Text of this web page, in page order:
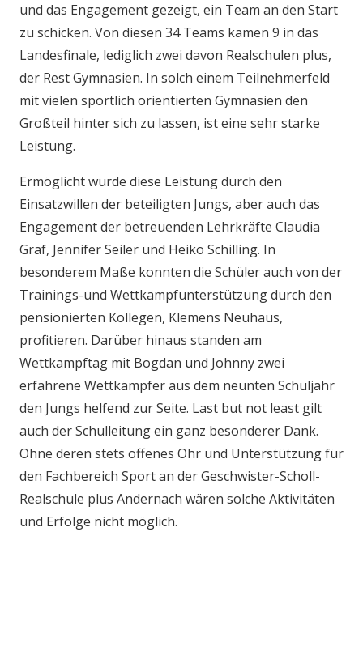
und das Engagement gezeigt, ein Team an den Start
zu schicken. Von diesen 34 Teams kamen 9 in das
Landesfinale, lediglich zwei davon Realschulen plus,
der Rest Gymnasien. In solch einem Teilnehmerfeld
mit vielen sportlich orientierten Gymnasien den
Großteil hinter sich zu lassen, ist eine sehr starke
Leistung.
Ermöglicht wurde diese Leistung durch den
Einsatzwillen der beteiligten Jungs, aber auch das
Engagement der betreuenden Lehrkräfte Claudia
Graf, Jennifer Seiler und Heiko Schilling. In
besonderem Maße konnten die Schüler auch von der
Trainings-und Wettkampfunterstützung durch den
pensionierten Kollegen, Klemens Neuhaus,
profitieren. Darüber hinaus standen am
Wettkampftag mit Bogdan und Johnny zwei
erfahrene Wettkämpfer aus dem neunten Schuljahr
den Jungs helfend zur Seite. Last but not least gilt
auch der Schulleitung ein ganz besonderer Dank.
Ohne deren stets offenes Ohr und Unterstützung für
den Fachbereich Sport an der Geschwister-Scholl-
Realschule plus Andernach wären solche Aktivitäten
und Erfolge nicht möglich.